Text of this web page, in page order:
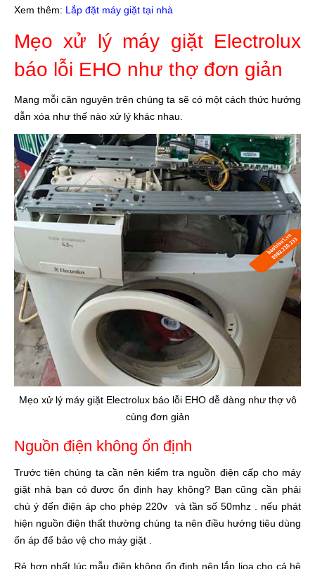
Xem thêm: Lắp đặt máy giặt tại nhà
Mẹo xử lý máy giặt Electrolux
báo lỗi EHO như thợ đơn giản
Mang mỗi căn nguyên trên chúng ta sẽ có một cách thức hướng
dẫn xóa như thế nào xử lý khác nhau.
Mẹo xử lý máy giặt Electrolux báo lỗi EHO dễ dàng như thợ vô
cùng đơn giản
Nguồn điện không ổn định
Trước tiên chúng ta cần nên kiểm tra nguồn điện cấp cho máy
giặt nhà bạn có được ổn định hay không? Bạn cũng cần phải
chú ý đến điện áp cho phép 220v và tần số 50mhz . nếu phát
hiện nguồn điện thất thường chúng ta nên điều hướng tiêu dùng
ổn áp để bảo vệ cho máy giặt .
Rẻ hơn nhất lúc mẫu điện không ổn định nên lắp lioa cho cả hệ